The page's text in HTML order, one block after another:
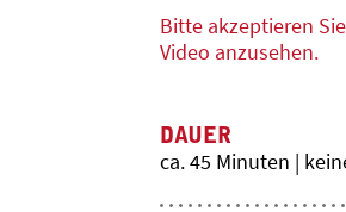
Bitte akzeptieren
Video anzusehen.
DAUER
ca. 45 Minuten |